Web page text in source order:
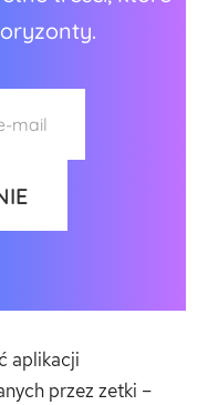
aplikacji
przez zetki –